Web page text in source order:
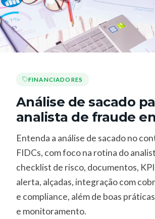
FINANCIADORES
Análise de sacado
analista de fraude
Entenda a análise de sacado no
FIDCs, com foco na rotina do
checklist de risco, documentos,
alerta, alçadas, integração com
e compliance, além de boas
e monitoramento.